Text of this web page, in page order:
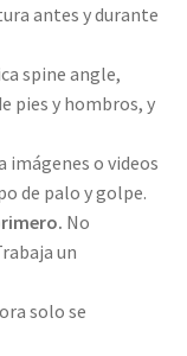
antes y durante
spine angle,
pies y hombros, y
imágenes o videos
de palo y golpe.
No
un
solo se